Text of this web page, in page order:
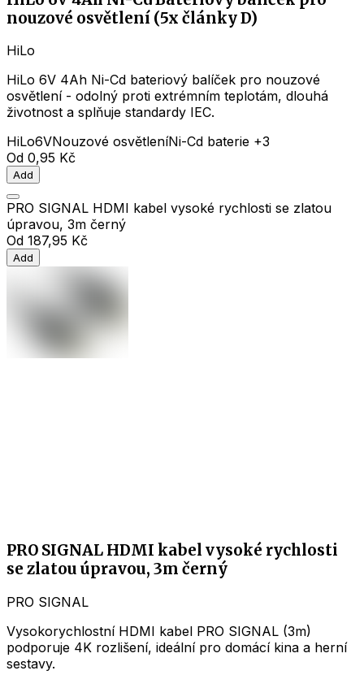
nouzové osvětlení (5x články D)
HiLo
HiLo 6V 4Ah Ni-Cd bateriový balíček pro nouzové
osvětlení - odolný proti extrémním teplotám, dlouhá
životnost a splňuje standardy IEC.
HiLo6VNouzové osvětleníNi-Cd baterie +3
Od 0,95 Kč
Add
PRO SIGNAL HDMI kabel vysoké rychlosti se zlatou
úpravou, 3m černý
Od 187,95 Kč
Add
PRO SIGNAL HDMI kabel vysoké rychlosti
se zlatou úpravou, 3m černý
PRO SIGNAL
Vysokorychlostní HDMI kabel PRO SIGNAL (3m)
podporuje 4K rozlišení, ideální pro domácí kina a herní
sestavy.